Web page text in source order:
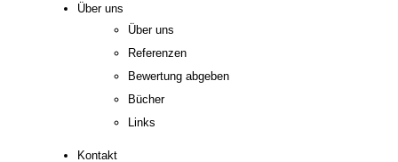
Über uns
Über uns
Referenzen
Bewertung abgeben
Bücher
Links
Kontakt